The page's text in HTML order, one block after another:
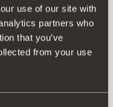
use of our site with
partners who
that you’ve
from your use